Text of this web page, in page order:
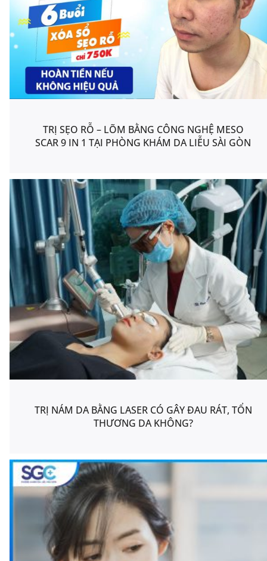
TRỊ SẸO RỖ – LÕM BẰNG CÔNG NGHỆ MESO
SCAR 9 IN 1 TẠI PHÒNG KHÁM DA LIỄU SÀI GÒN
TRỊ NÁM DA BẰNG LASER CÓ GÂY ĐAU RÁT, TỔN
THƯƠNG DA KHÔNG?